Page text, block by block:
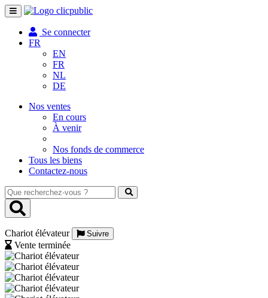
Toggle
navigation
Se connecter
FR
EN
FR
NL
DE
Nos ventes
En cours
À venir
Nos fonds de commerce
Tous les biens
Contactez-nous
Que
recherchez-
vous
Chariot élévateur
Suivre
Vente terminée